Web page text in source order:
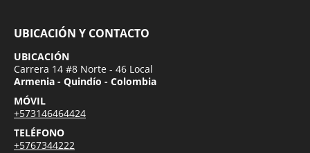
UBICACIÓN Y CONTACTO
UBICACIÓN
Carrera 14 #8 Norte - 46 Local
Armenia - Quindío - Colombia
MÓVIL
+573146464424
TELÉFONO
+5767344222